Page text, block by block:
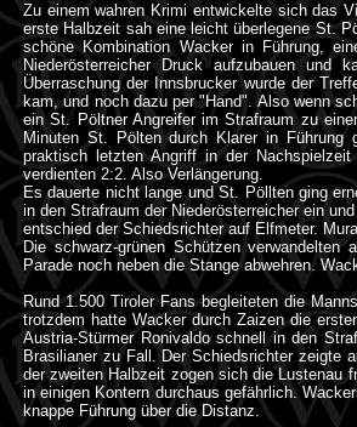
Zu einem wahren Krimi entwickelte sich das
erste Halbzeit sah eine leicht überlegene St.
schöne Kombination Wacker in Führung,
Niederösterreicher Druck aufzubauen
Überraschung der Innsbrucker wurde der
kam, und noch dazu per "Hand". Also wenn
ein St. Pöltner Angreifer im Strafraum zu
Minuten St. Pölten durch Klarer in
praktisch letzten Angriff in der
verdienten 2:2. Also Verlängerung.
Es dauerte nicht lange und St. Pöllten ging
in den Strafraum der Niederösterreicher ein
entschied der Schiedsrichter auf Elfmeter.
Die schwarz-grünen Schützen
Parade noch neben die Stange abwehren.
Rund 1.500 Tiroler Fans begleiteten die
trotzdem hatte Wacker durch Zaizen die
Austria-Stürmer Ronivaldo schnell in den
Brasilianer zu Fall. Der Schiedsrichter zeigte
der zweiten Halbzeit zogen sich die Lustenau
in einigen Kontern durchaus gefährlich.
knappe Führung über die Distanz.